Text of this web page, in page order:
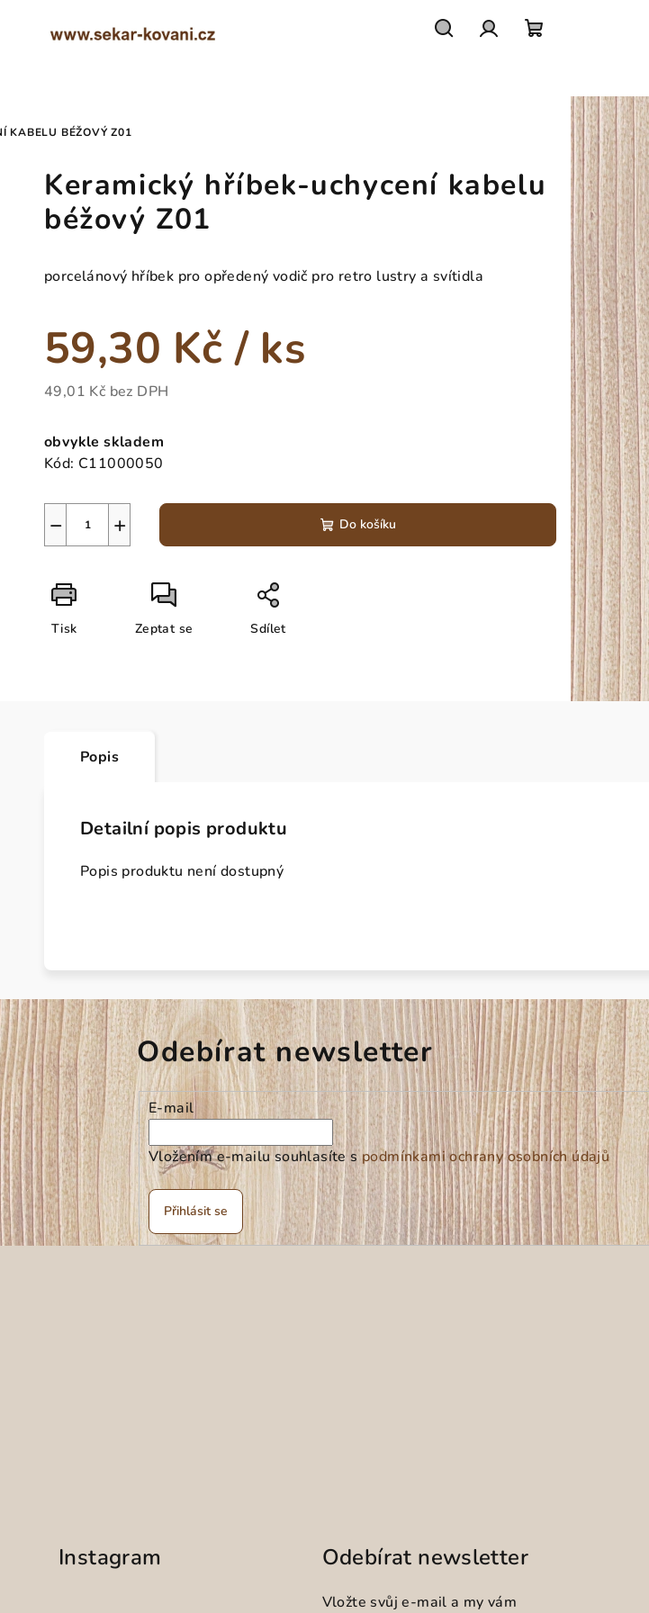
košík
KABELU BÉŽOVÝ Z01
Keramický hříbek-uchycení kabelu
béžový Z01
porcelánový hříbek pro opředený vodič pro retro lustry a svítidla
59,30 Kč/ ks
49,01 Kč bez DPH
cena:
obvykle skladem
Kód: C11000050
+
− Do košíku
Tisk Zeptat se Sdílet
Popis
Detailní popis produktu
Popis produktu není dostupný
Odebírat newsletter
E-mail
Vložením e-mailu souhlasíte spodmínkami ochrany osobních údajů
Přihlásit se
Instagram Odebírat newsletter
Vložte svůj e-mail a my vám